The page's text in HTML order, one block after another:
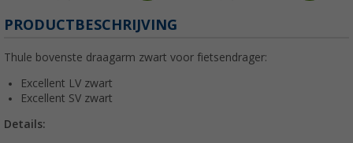
PRODUCTBESCHRIJVING
Thule bovenste draagarm zwart voor fietsendrager:
Excellent LV zwart
Excellent SV zwart
Details: